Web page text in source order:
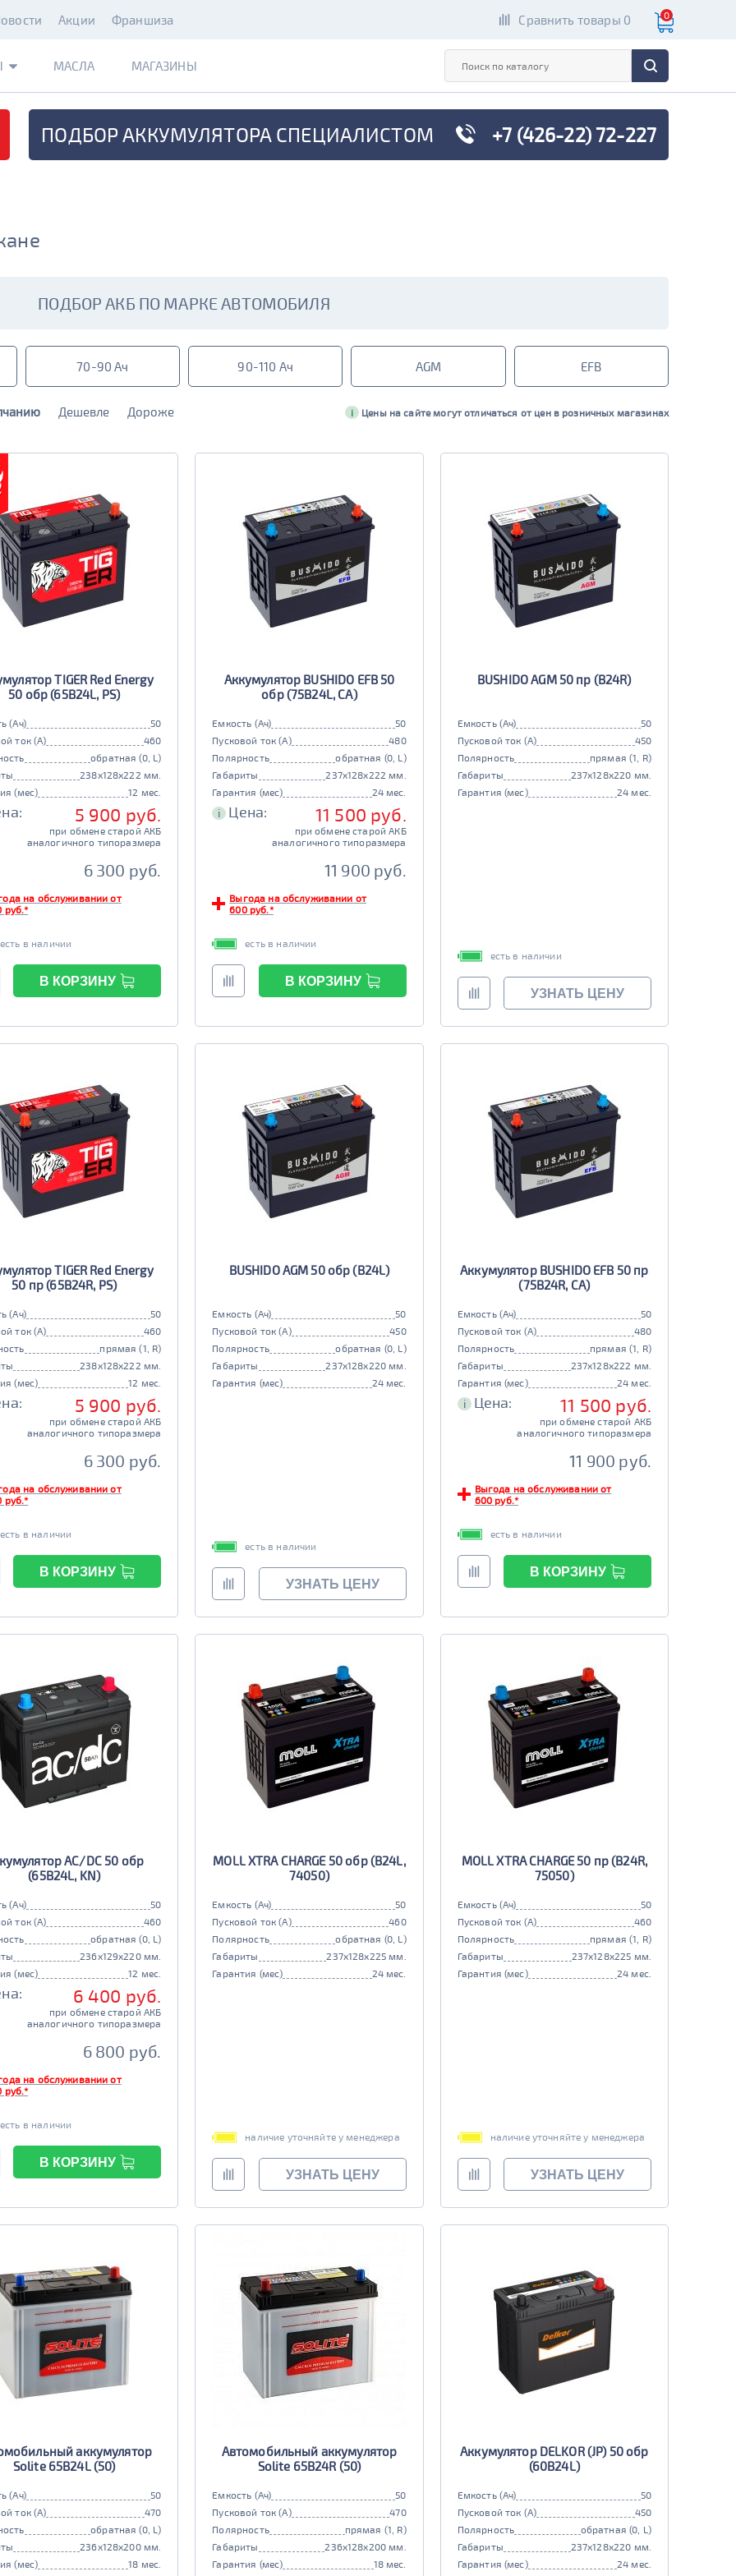
Акции Франшиза Сравнить товары 0 0
МАСЛА МАГАЗИНЫ
ПОДБОР АККУМУЛЯТОРА СПЕЦИАЛИСТОМ +7 (426-22) 72-227
ПОДБОР АКБ ПО МАРКЕ АВТОМОБИЛЯ
70-90 Ач 90-110 Ач AGM EFB
Дешевле Дороже i Цены на сайте могут отличаться от цен в розничных магазинах
TIGER Red Energy
50 обр (65B24L, PS)
(Ач)
50
ток (А)
460
обратная (0, L)
238x128x222 мм.
(мес)
12 мес.
5 900 руб.
при обмене старой АКБ
аналогичного типоразмера
6 300 руб.
на обслуживании от
руб.*
есть в наличии
В КОРЗИНУ
Аккумулятор BUSHIDO EFB 50
обр (75B24L, CA)
Емкость (Ач)
50
Пусковой ток (А)
480
Полярность
обратная (0, L)
Габариты
237x128x222 мм.
Гарантия (мес)
24 мес.
i Цена: 11 500 руб.
при обмене старой АКБ
аналогичного типоразмера
11 900 руб.
Выгода на обслуживании от
600 руб.*
есть в наличии
В КОРЗИНУ
BUSHIDO AGM 50 пр (B24R)
Емкость (Ач)
50
Пусковой ток (А)
450
Полярность
прямая (1, R)
Габариты
237x128x220 мм.
Гарантия (мес)
24 мес.
есть в наличии
УЗНАТЬ ЦЕНУ
TIGER Red Energy
50 пр (65B24R, PS)
(Ач)
50
ток (А)
460
прямая (1, R)
238x128x222 мм.
(мес)
12 мес.
5 900 руб.
при обмене старой АКБ
аналогичного типоразмера
6 300 руб.
на обслуживании от
руб.*
есть в наличии
В КОРЗИНУ
BUSHIDO AGM 50 обр (B24L)
Емкость (Ач)
50
Пусковой ток (А)
450
Полярность
обратная (0, L)
Габариты
237x128x220 мм.
Гарантия (мес)
24 мес.
есть в наличии
УЗНАТЬ ЦЕНУ
Аккумулятор BUSHIDO EFB 50 пр
(75B24R, CA)
Емкость (Ач)
50
Пусковой ток (А)
480
Полярность
прямая (1, R)
Габариты
237x128x222 мм.
Гарантия (мес)
24 мес.
i Цена: 11 500 руб.
при обмене старой АКБ
аналогичного типоразмера
11 900 руб.
Выгода на обслуживании от
600 руб.*
есть в наличии
В КОРЗИНУ
AC/DC 50 обр
(65B24L, KN)
(Ач)
50
ток (А)
460
обратная (0, L)
236x129x220 мм.
(мес)
12 мес.
6 400 руб.
при обмене старой АКБ
аналогичного типоразмера
6 800 руб.
на обслуживании от
руб.*
есть в наличии
В КОРЗИНУ
MOLL XTRA CHARGE 50 обр (B24L,
74050)
Емкость (Ач)
50
Пусковой ток (А)
460
Полярность
обратная (0, L)
Габариты
237x128x225 мм.
Гарантия (мес)
24 мес.
наличие уточняйте у менеджера
УЗНАТЬ ЦЕНУ
MOLL XTRA CHARGE 50 пр (B24R,
75050)
Емкость (Ач)
50
Пусковой ток (А)
460
Полярность
прямая (1, R)
Габариты
237x128x225 мм.
Гарантия (мес)
24 мес.
наличие уточняйте у менеджера
УЗНАТЬ ЦЕНУ
аккумулятор
Solite 65B24L (50)
(Ач)
50
ток (А)
470
обратная (0, L)
236x128x200 мм.
(мес)
18 мес.
Автомобильный аккумулятор
Solite 65B24R (50)
Емкость (Ач)
50
Пусковой ток (А)
470
Полярность
прямая (1, R)
Габариты
236x128x200 мм.
Гарантия (мес)
18 мес.
Аккумулятор DELKOR (JP) 50 обр
(60B24L)
Емкость (Ач)
50
Пусковой ток (А)
450
Полярность
обратная (0, L)
Габариты
237x128x220 мм.
Гарантия (мес)
24 мес.